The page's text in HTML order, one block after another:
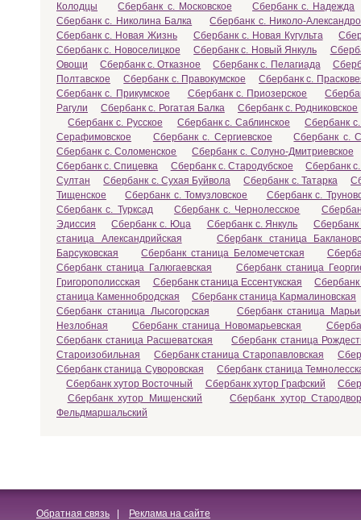
Колодцы
Сбербанк с. Московское
Сбербанк с. Надежда
Сбербанк с. Николина Балка
Сбербанк с. Николо-
Сбербанк с. Новая Жизнь
Сбербанк с. Новая Кугульта
Сбербанк с. Новоселицкое
Сбербанк с. Новый Янкуль
Овощи
Сбербанк с. Отказное Сбербанк с. Пелагиада
Полтавское
Сбербанк с. Правокумское
Сбербанк с.
Сбербанк с. Прикумское
Сбербанк с. Приозерское
Рагули
Сбербанк с. Рогатая Балка
Сбербанк с. Родниковское
Сбербанк с. Русское
Сбербанк с. Саблинское
Сбербанк
Серафимовское
Сбербанк с. Сергиевское
Сбербанк с.
Сбербанк с. Соломенское
Сбербанк с. Солуно-Дмитриевское
Сбербанк с. Спицевка
Сбербанк с. Стародубское
Сбербанк
Султан
Сбербанк с. Сухая Буйвола Сбербанк с. Татарка
Тищенское
Сбербанк с. Томузловское
Сбербанк с.
Сбербанк с. Турксад
Сбербанк с. Чернолесское
Эдиссия
Сбербанк с. Юца Сбербанк с. Янкуль
Сбербанк
станица Александрийская
Сбербанк станица
Барсуковская
Сбербанк станица Беломечетская
Сбербанк станица Галюгаевская
Сбербанк станица
Григорополисская
Сбербанк станица Ессентукская
Сбербанк
станица Каменнобродская
Сбербанк станица Кармалиновская
Сбербанк станица Лысогорская
Сбербанк станица
Незлобная
Сбербанк станица Новомарьевская
Сбербанк станица Расшеватская
Сбербанк станица
Староизобильная
Сбербанк станица Старопавловская
Сбербанк станица Суворовская
Сбербанк станица
Сбербанк хутор Восточный
Сбербанк хутор Графский
Сбербанк хутор Мищенский
Сбербанк хутор
Фельдмаршальский
Обратная связь Реклама на сайте